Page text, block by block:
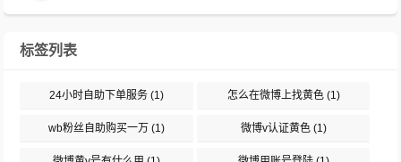
标签列表
24小时自助下单服务 (1) 怎么在微博上找黄色(1)
wb粉丝自助购买一万 (1) 微博v认证黄色(1)